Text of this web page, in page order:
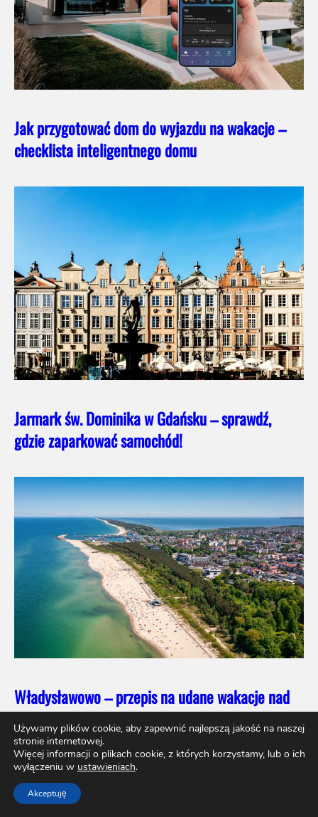
Jak przygotować dom do wyjazdu na wakacje –
checklista inteligentnego domu
Jarmark św. Dominika w Gdańsku – sprawdź,
gdzie zaparkować samochód!
Władysławowo – przepis na udane wakacje nad
Bałtykiem
Używamy plików cookie, aby zapewnić najlepszą jakość na naszej
stronie internetowej.
Więcej informacji o plikach cookie, z których korzystamy, lub o ich
wyłączeniu w ustawieniach.
Akceptuję